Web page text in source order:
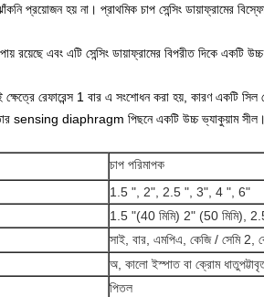
প্রয়োজন হয় না। প্রাথমিক চাপ সেন্সিং ডায়াফ্রামের
রয়েছে এবং এটি সেন্সিং ডায়াফ্রামের বিপরীত দিকে একটি উচ্চ
ক্ষেত্রে রেফারেন্স 1 বার এ সংশোধন করা হয়, কারণ একটি সিল
sensing diaphragm পিছনে একটি উচ্চ ভ্যাকুয়াম সীল।
চাপ পরিমাপক
1.5 ", 2", 2.5 ", 3", 4 ", 6"
1.5 "(40 মিমি) 2" (50 মিমি),
সাই, বার, এমপিএ, কেজি / সেমি 2,
অ, কালো ইস্পাত বা ক্রোম
পিতল